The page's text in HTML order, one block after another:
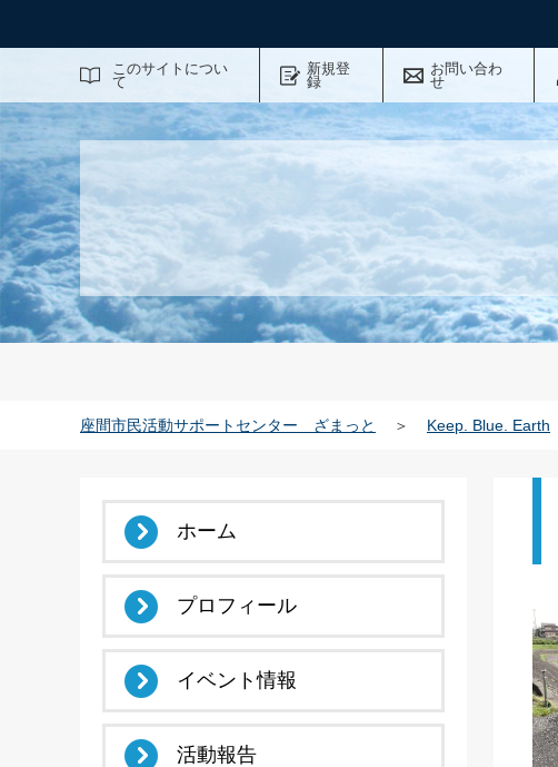
このサイトについ
て
新規登
録
お問い合わ
せ
サイト内検索
座間市民活動サポートセンター ざまっと ＞ Keep. Blue. Earth
ホーム
プロフィール
イベント情報
活動報告